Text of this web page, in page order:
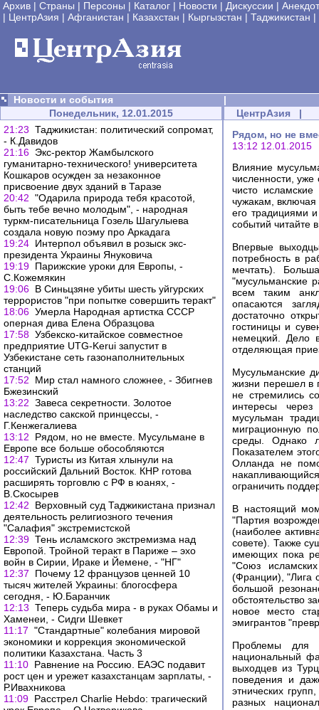
Архив | Страны | Персоны | Каталог | Новости | Дискуссии |
| ЦентрАзия | Афганистан | Казахстан | Кыргызстан | Таджикистан |
Новости и события
|
Понедельник, 12.01.2015
21:23 Таджикистан: политический сопромат,
- К.Давидов
21:16 Экс-ректор Жамбылского
гуманитарно-технического! университета
Кошкаров осужден за незаконное
присвоение двух зданий в Таразе
20:42 "Одарила природа тебя красотой,
быть тебе вечно молодым", - народная
туркм-писательница Гозель Шагулыева
создала новую поэму про Аркадага
19:24 Интерпол объявил в розыск экс-
президента Украины Януковича
19:19 Парижские уроки для Европы, -
С.Кожемякин
19:06 В Синьцзяне убиты шесть уйгурских
террористов "при попытке совершить теракт"
18:06 Умерла Народная артистка СССР
оперная дива Елена Образцова
17:58 Узбекско-китайское совместное
предприятие UTG-Kerui запустит в
Узбекистане сеть газонаполнительных
станций
17:52
Мир стал намного сложнее, - Збигнев
Бжезинский
13:22 Завеса секретности. Золотое
наследство сакской принцессы, -
Г.Кенжегалиева
13:12
Рядом, но не вместе. Мусульмане в
Европе все больше обособляются
12:47 Туристы из Китая хлынули на
российский Дальний Восток. КНР готова
расширять торговлю с РФ в юанях, -
В.Скосырев
12:42
Верховный суд Таджикистана признал
деятельность религиозного течения
"Салафия" экстремистской
12:39 Тень исламского экстремизма над
Европой. Тройной теракт в Париже – эхо
войн в Сирии, Ираке и Йемене, - "НГ"
12:37
Почему 12 французов ценней 10
тысяч жителей Украины: блогосфера
сегодня, - Ю.Баранчик
12:13 Теперь судьба мира - в руках Обамы и
Хаменеи, - Сидги Шевкет
11:17 "Стандартные" колебания мировой
экономики и коррекция экономической
политики Казахстана. Часть 3
11:10 Равнение на Россию. ЕАЭС подавит
рост цен и урежет казахстанцам зарплаты, -
Р.Ивахникова
11:09 Расстрел Charlie Hebdo: трагический
ЦентрАзия |
Рядом, но не
13:12 12.01.2015
Влияние
численности, уже
чисто
чужакам, включая
его традициями
событий читайте
Впервые
потребность в
мечтать).
"мусульманские
всем таким
опасаются
достаточно
гостиницы и
немецкий. Дело
отделяющая
Мусульманские
жизни перешел в
не стремились
интересы через
мусульман
миграционную
среды. Однако
Показателем
Олланда не
ограничить
В настоящий
"Партия
(наиболее
совете). Также
имеющих пока
"Союз
(Франции), "Лига
большой
обстоятельство
новое место
эмигрантов
Проблемы для
национальный
выходцев из
поведения и
этнических
разных